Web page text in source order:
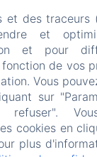
et des traceurs
et
et pour
de vos
Vous
sur
refuser".
cookies en
plus